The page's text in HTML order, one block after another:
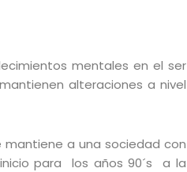
mentales en el ser
alteraciones a nivel
mantiene a una sociedad con
para los años 90´s a la